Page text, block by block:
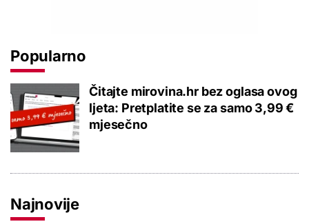
Popularno
Čitajte mirovina.hr bez oglasa ovog
ljeta: Pretplatite se za samo 3,99 €
mjesečno
Najnovije